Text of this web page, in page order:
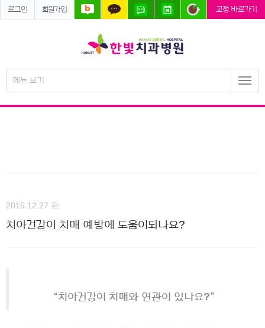
로그인 회원가입 교정 바로가기
메뉴 보기
2016.12.27 화.
치아건강이 치매 예방에 도움이되나요?
“치아건강이 치매와 연관이 있나요?”